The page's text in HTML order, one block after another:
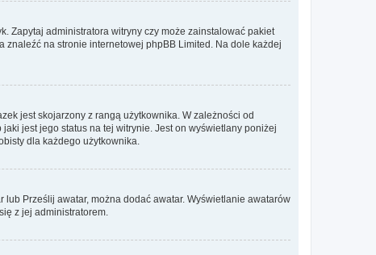
Zapytaj administratora witryny czy może zainstalować pakiet
na stronie internetowej phpBB Limited. Na dole każdej
jest skojarzony z rangą użytkownika. W zależności od
jest jego status na tej witrynie. Jest on wyświetlany poniżej
dla każdego użytkownika.
lub Prześlij awatar, można dodać awatar. Wyświetlanie awatarów
z jej administratorem.